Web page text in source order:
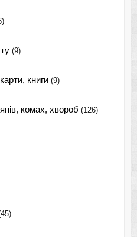
(9)
книги (9)
комах, хвороб (126)